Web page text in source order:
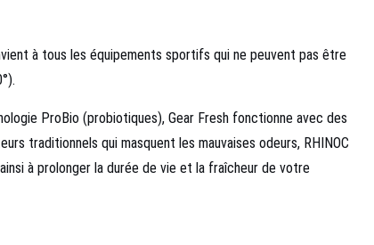
à tous les équipements sportifs qui ne peuvent pas être
ProBio (probiotiques), Gear Fresh fonctionne avec des
traditionnels qui masquent les mauvaises odeurs, RHINOC
à prolonger la durée de vie et la fraîcheur de votre